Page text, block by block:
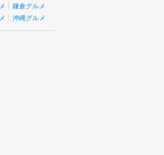
鎌倉グルメ
沖縄グルメ